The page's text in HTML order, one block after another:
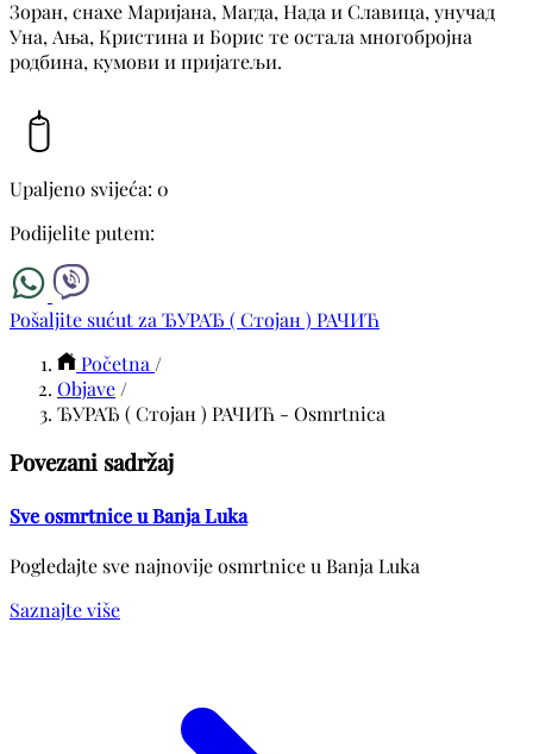
Зоран, снахе Маријана, Магда, Нада и Славица, унучад
Уна, Ања, Кристина и Борис те остала многобројна
родбина, кумови и пријатељи.
Upaljeno svijeća: 0
Podijelite putem:
Pošaljite sućut za ЂУРАЂ ( Стојан ) РАЧИЋ
Početna /
Objave /
ЂУРАЂ ( Стојан ) РАЧИЋ - Osmrtnica
Povezani sadržaj
Sve osmrtnice u Banja Luka
Pogledajte sve najnovije osmrtnice u Banja Luka
Saznajte više